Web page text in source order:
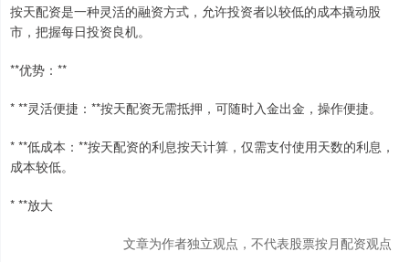
按天配资是一种灵活的融资方式，允许投资者以较低的成本撬动股
市，把握每日投资良机。
**优势：**
* **灵活便捷：**按天配资无需抵押，可随时入金出金，操作便捷。
* **低成本：**按天配资的利息按天计算，仅需支付使用天数的利息，
成本较低。
* **放大
文章为作者独立观点，不代表股票按月配资观点